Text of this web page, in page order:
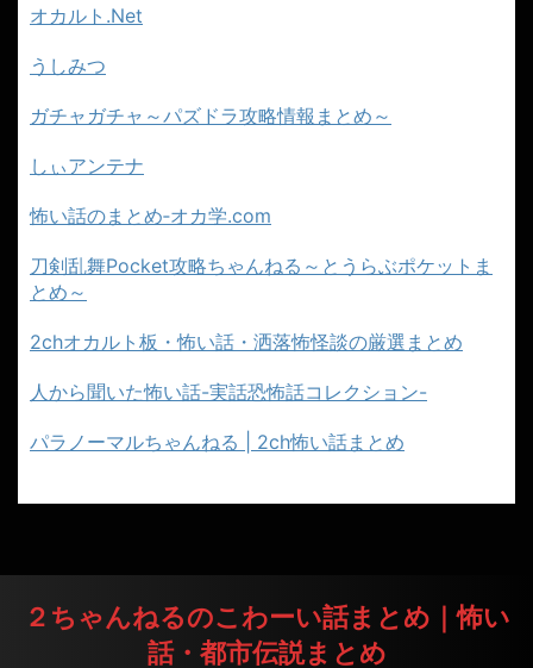
オカルト.Net
うしみつ
ガチャガチャ～パズドラ攻略情報まとめ～
しぃアンテナ
怖い話のまとめ‐オカ学.com
刀剣乱舞Pocket攻略ちゃんねる～とうらぶポケットま
とめ～
2chオカルト板・怖い話・洒落怖怪談の厳選まとめ
人から聞いた怖い話-実話恐怖話コレクション-
パラノーマルちゃんねる | 2ch怖い話まとめ
２ちゃんねるのこわーい話まとめ｜怖い
話・都市伝説まとめ